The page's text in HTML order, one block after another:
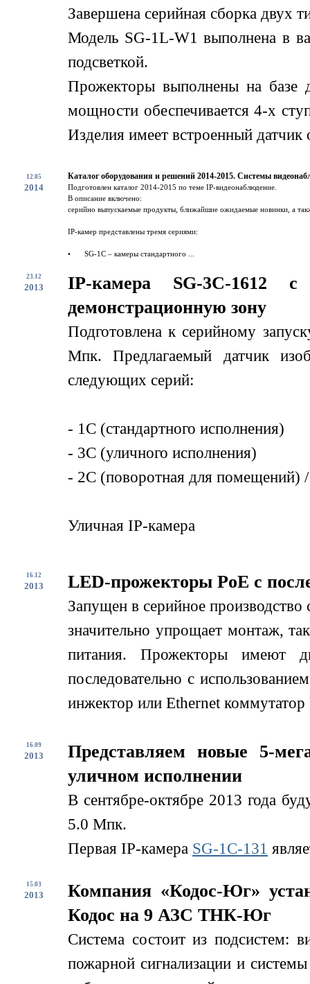
Завершена серийная сборка двух
Модель SG-1L-W1 выполнена в
подсветкой.
Прожекторы выполнены на
мощности обеспечивается 4-х
Изделия имеет встроенный
12.05
2014
Каталог оборудования и решений 2014-2015. Системы
Подготовлен каталог 2014-2015 по теме IP-видеонаблюдение.
В описание включено:
серийно выпускаемые продукты, ближайшие ожидаемые новинки, а
IP-камер представлены тремя сериями:
• SG-1C – камеры стандартного ...
23.12
2013
IP-камера SG-3C-1612
демонстрационную зону
Подготовлена к серийному
Мпк. Предлагаемый датчик
следующих серий:
- 1С (стандартного исполнения)
- 3С (уличного исполнения)
- 2С (поворотная для помещений) /
Уличная IP-камера
16.12
2013 LED-прожекторы PoE с
Запущен в серийное
значительно упрощает монтаж,
питания. Прожекторы имеют
последовательно с
инжектор или Ethernet
16.09
2013
Представляем новые 5-
уличном исполнении
В сентябре-октябре 2013 года
5.0 Мпк.
Первая IP-камера SG-1С-131
15.03
2013
Компания «Кодос-Юг»
Кодос на 9 АЗС ТНК-Юг
Система состоит из подсистем:
пожарной сигнализации и